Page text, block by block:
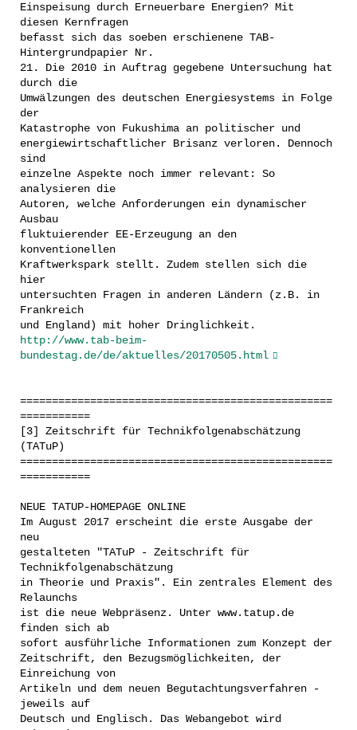
Einspeisung durch Erneuerbare Energien? Mit
diesen Kernfragen
befasst sich das soeben erschienene TAB-
Hintergrundpapier Nr.
21. Die 2010 in Auftrag gegebene Untersuchung hat
durch die
Umwälzungen des deutschen Energiesystems in Folge
der
Katastrophe von Fukushima an politischer und
energiewirtschaftlicher Brisanz verloren. Dennoch
sind
einzelne Aspekte noch immer relevant: So
analysieren die
Autoren, welche Anforderungen ein dynamischer
Ausbau
fluktuierender EE-Erzeugung an den
konventionellen
Kraftwerkspark stellt. Zudem stellen sich die
hier
untersuchten Fragen in anderen Ländern (z.B. in
Frankreich
und England) mit hoher Dringlichkeit.
http://www.tab-beim-
bundestag.de/de/aktuelles/20170505.html
=================================================
===========
[3] Zeitschrift für Technikfolgenabschätzung
(TATuP)
=================================================
===========
NEUE TATUP-HOMEPAGE ONLINE
Im August 2017 erscheint die erste Ausgabe der
neu
gestalteten "TATuP - Zeitschrift für
Technikfolgenabschätzung
in Theorie und Praxis". Ein zentrales Element des
Relaunchs
ist die neue Webpräsenz. Unter www.tatup.de
finden sich ab
sofort ausführliche Informationen zum Konzept der
Zeitschrift, den Bezugsmöglichkeiten, der
Einreichung von
Artikeln und dem neuen Begutachtungsverfahren -
jeweils auf
Deutsch und Englisch. Das Webangebot wird